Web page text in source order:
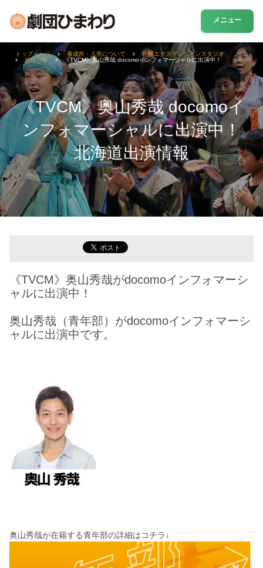
メニュー
《TVCM》奥山秀哉 docomoイ
ンフォマーシャルに出演中！
北海道出演情報
トップページ 養成所・入所について
札幌エクステンションスタジオ
お知らせ
《TVCM》奥山秀哉 docomoインフォマーシャルに出演中！
《TVCM》奥山秀哉がdocomoインフォマーシ
ャルに出演中！
奥山秀哉（青年部）がdocomoインフォマーシ
ャルに出演中です。
奥山秀哉が在籍する青年部の詳細はコチラ↓